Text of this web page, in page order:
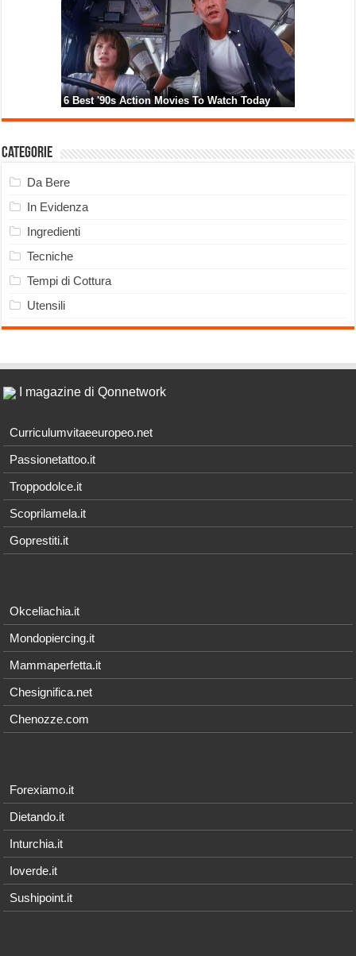
Categorie
Da Bere
In Evidenza
Ingredienti
Tecniche
Tempi di Cottura
Utensili
I magazine di Qonnetwork
Curriculumvitaeeuropeo.net
Passionetattoo.it
Troppodolce.it
Scoprilamela.it
Goprestiti.it
Okceliachia.it
Mondopiercing.it
Mammaperfetta.it
Chesignifica.net
Chenozze.com
Forexiamo.it
Dietando.it
Inturchia.it
Ioverde.it
Sushipoint.it